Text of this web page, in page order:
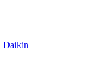
Daikin